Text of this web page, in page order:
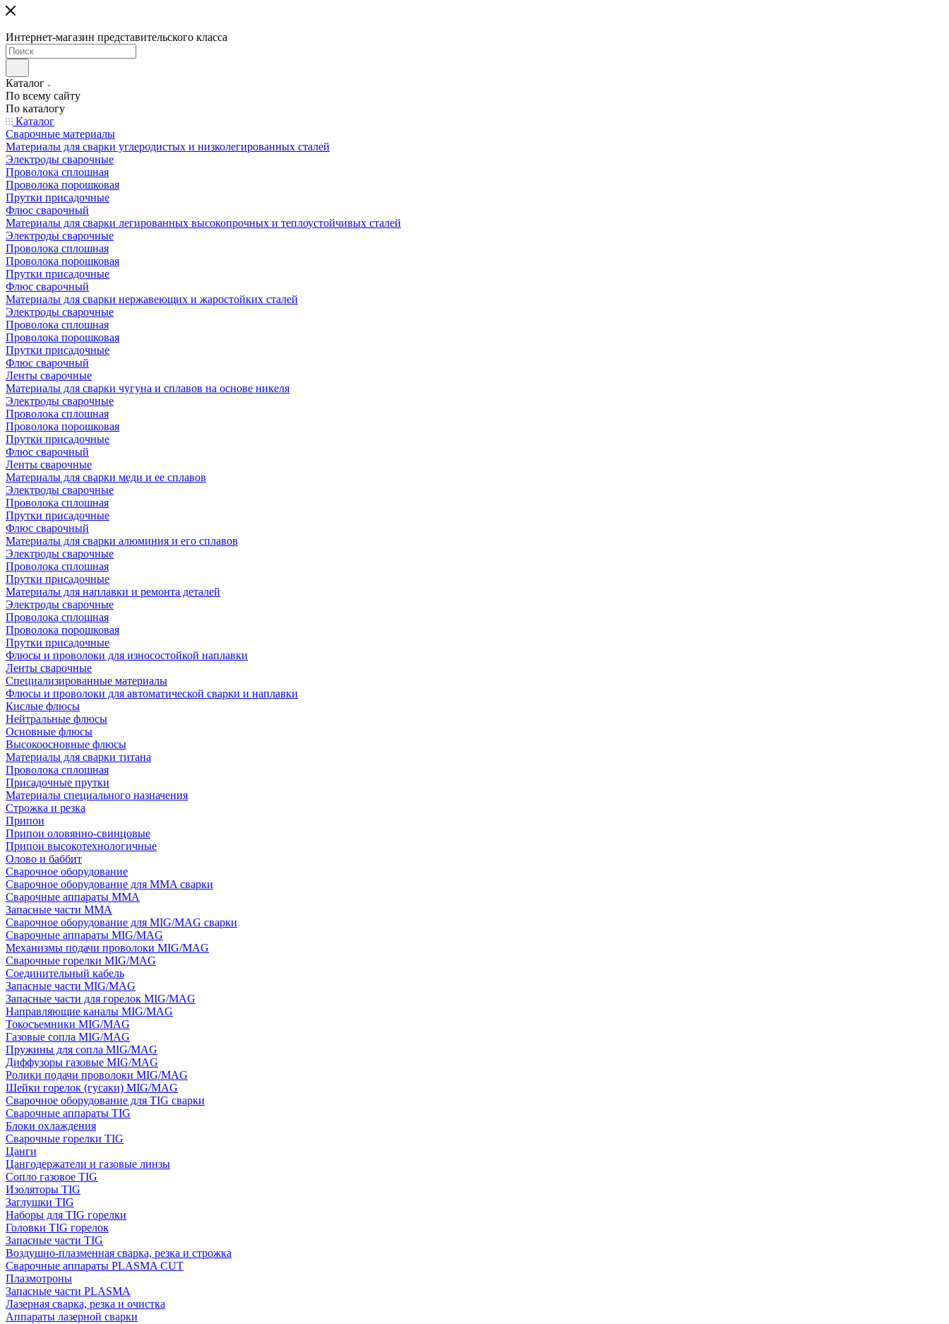
Интернет-магазин представительского класса
Каталог
По всему сайту
По каталогу
Каталог
Сварочные материалы
Материалы для сварки углеродистых и низколегированных сталей
Электроды сварочные
Проволока сплошная
Проволока порошковая
Прутки присадочные
Флюс сварочный
Материалы для сварки легированных высокопрочных и теплоустойчивых сталей
Электроды сварочные
Проволока сплошная
Проволока порошковая
Прутки присадочные
Флюс сварочный
Материалы для сварки нержавеющих и жаростойких сталей
Электроды сварочные
Проволока сплошная
Проволока порошковая
Прутки присадочные
Флюс сварочный
Ленты сварочные
Материалы для сварки чугуна и сплавов на основе никеля
Электроды сварочные
Проволока сплошная
Проволока порошковая
Прутки присадочные
Флюс сварочный
Ленты сварочные
Материалы для сварки меди и ее сплавов
Электроды сварочные
Проволока сплошная
Прутки присадочные
Флюс сварочный
Материалы для сварки алюминия и его сплавов
Электроды сварочные
Проволока сплошная
Прутки присадочные
Материалы для наплавки и ремонта деталей
Электроды сварочные
Проволока сплошная
Проволока порошковая
Прутки присадочные
Флюсы и проволоки для износостойкой наплавки
Ленты сварочные
Специализированные материалы
Флюсы и проволоки для автоматической сварки и наплавки
Кислые флюсы
Нейтральные флюсы
Основные флюсы
Высокоосновные флюсы
Материалы для сварки титана
Проволока сплошная
Присадочные прутки
Материалы специального назначения
Строжка и резка
Припои
Припои оловянно-свинцовые
Припои высокотехнологичные
Олово и баббит
Сварочное оборудование
Сварочное оборудование для MMA сварки
Сварочные аппараты MMA
Запасные части MMA
Сварочное оборудование для MIG/MAG сварки
Сварочные аппараты MIG/MAG
Механизмы подачи проволоки MIG/MAG
Сварочные горелки MIG/MAG
Соединительный кабель
Запасные части MIG/MAG
Запасные части для горелок MIG/MAG
Направляющие каналы MIG/MAG
Токосъемники MIG/MAG
Газовые сопла MIG/MAG
Пружины для сопла MIG/MAG
Диффузоры газовые MIG/MAG
Ролики подачи проволоки MIG/MAG
Шейки горелок (гусаки) MIG/MAG
Сварочное оборудование для TIG сварки
Сварочные аппараты TIG
Блоки охлаждения
Сварочные горелки TIG
Цанги
Цангодержатели и газовые линзы
Сопло газовое TIG
Изоляторы TIG
Заглушки TIG
Наборы для TIG горелки
Головки TIG горелок
Запасные части TIG
Воздушно-плазменная сварка, резка и строжка
Сварочные аппараты PLASMA CUT
Плазмотроны
Запасные части PLASMA
Лазерная сварка, резка и очистка
Аппараты лазерной сварки